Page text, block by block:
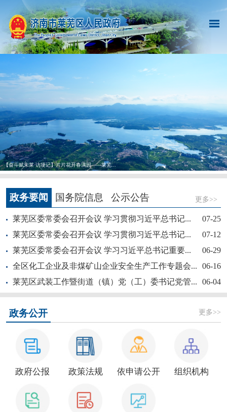
【奋斗赋未莱·访埂记】片片花开春满园——莱芜...
新大众文艺全民秀 | 莱芜区“活悦莱芜”文艺...
莱芜区政协“深耕红色文化讲好莱芜故事”商量活...
政务要闻 国务院信息 公示公告 更多>>
莱芜区委常委会召开会议 学习贯彻习近平总书记...
07-25
莱芜区委常委会召开会议 学习贯彻习近平总书记...
07-12
莱芜区委常委会召开会议 学习习近平总书记重要...
06-29
全区化工企业及非煤矿山企业安全生产工作专题会...
06-16
莱芜区武装工作暨街道（镇）党（工）委书记党管...
06-04
政务公开 更多>>
政府公报 政策法规 依申请公开 组织机构